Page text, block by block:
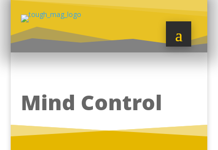
Mind Control